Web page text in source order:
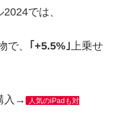
では、
で、 ｢+5.5%｣上乗せ
入→ 人気のiPadも対